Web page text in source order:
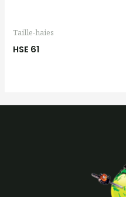
Taille-haies
HSE 61